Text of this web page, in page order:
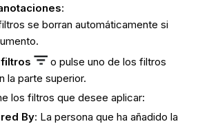
:
se borran automáticamente si
filtros
o pulse uno de los filtros
la parte superior.
los filtros que desee aplicar:
By: La persona que ha añadido la